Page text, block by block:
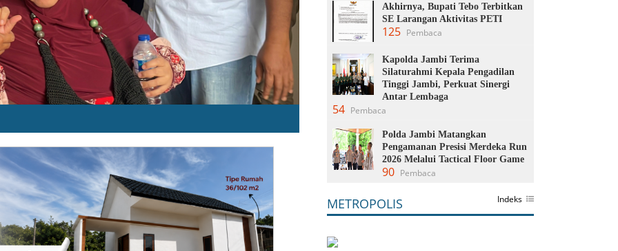
Akhirnya, Bupati Tebo Terbitkan
SE Larangan Aktivitas PETI
125 Pembaca
Kapolda Jambi Terima
Silaturahmi Kepala Pengadilan
Tinggi Jambi, Perkuat Sinergi
Antar Lembaga
54 Pembaca
Polda Jambi Matangkan
Pengamanan Presisi Merdeka Run
2026 Melalui Tactical Floor Game
90 Pembaca
METROPOLIS Indeks